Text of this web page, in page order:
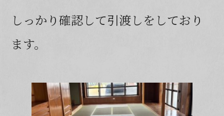
しっかり確認して引渡しをしており
ます。